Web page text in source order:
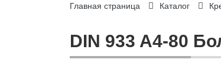
Главная страница Каталог
DIN 933 A4-80